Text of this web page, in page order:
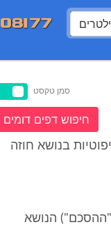
סמן טקסט
חיפוש דפים דומים
בנושא חוזה
(ייקרא להלן: "ההסכם") הנושא